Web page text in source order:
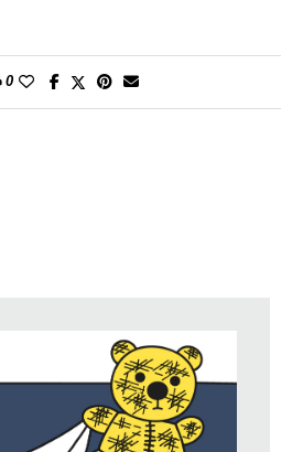
l’artista al nome Attilio, ma appena
e neri e dei colori piatti e pieni,
adulto lo ricorda con entusiasmo, ma
non ha mai smesso di
arrivando con una freschezza
lettori di oggi. Del resto aveva
di temi ambientali in anticipo sui
0